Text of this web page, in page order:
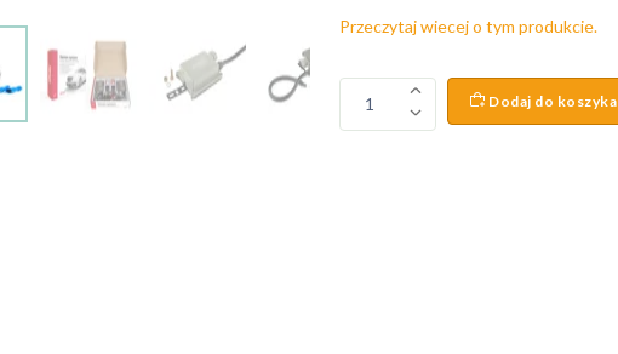
Przeczytaj wiecej o tym produkcie.
1 Dodaj do koszyka